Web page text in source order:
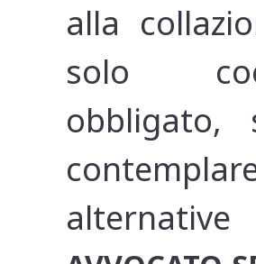
alla
solo
obbligato,
alternative